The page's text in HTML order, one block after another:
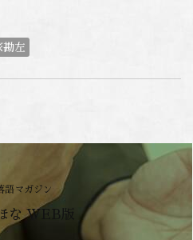
勘左
語マガジン
な WEB版